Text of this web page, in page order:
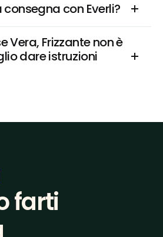
con Everli?
Vera, Frizzante non è
dare istruzioni
farti